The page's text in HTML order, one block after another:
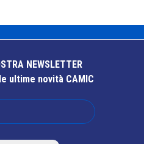
NEWSLETTER
ultime novità CAMIC